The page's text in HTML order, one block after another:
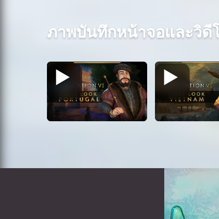
ภาพบันทึกหน้าจอและวิดี